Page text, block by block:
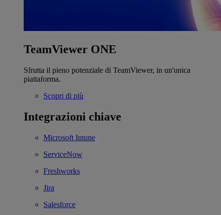
TeamViewer ONE
Sfrutta il pieno potenziale di TeamViewer, in un'unica
piattaforma.
Scopri di più
Integrazioni chiave
Microsoft Intune
ServiceNow
Freshworks
Jira
Salesforce